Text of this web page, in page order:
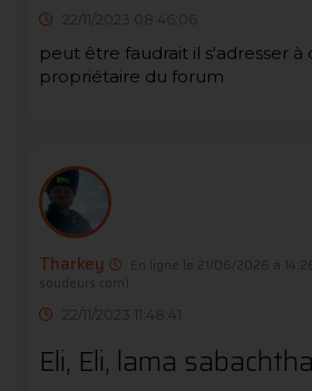
22/11/2023 08:46:06
peut être faudrait il s'adresser à
propriétaire du forum
Tharkey En ligne le 21/06/2026 à 14:26
soudeurs.com)
22/11/2023 11:48:41
Eli, Eli, lama